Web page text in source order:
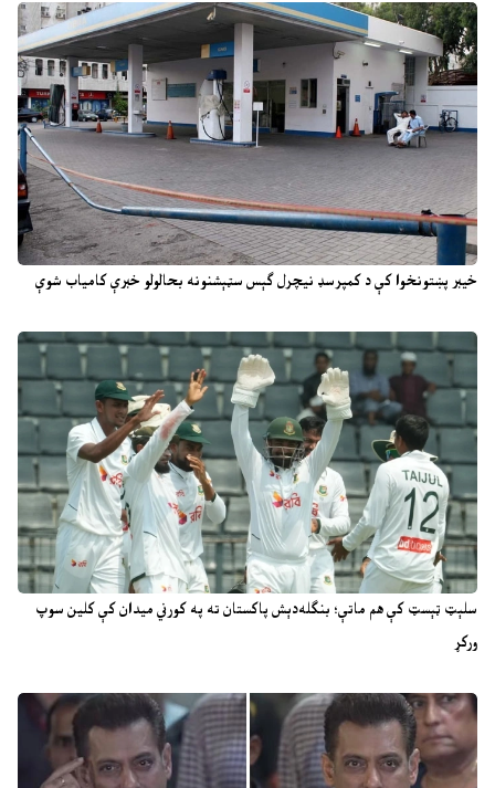
خیبر پښتونخوا کې د کمپرسډ نیچرل ګېس سټېشنونه بحالولو خبرې کامیاب شوې
سلېټ ټېسټ کې هم ماتې؛ بنګله‌دېش پاکستان ته په کورني میدان کې کلین سوپ
ورکړ